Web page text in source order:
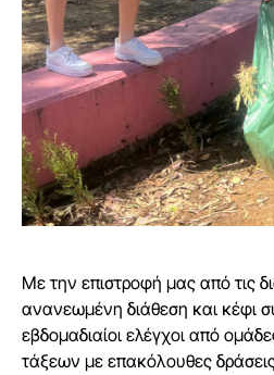
Με την επιστροφή μας από τις
ανανεωμένη διάθεση και κέφι
εβδομαδιαίοι ελέγχοι από
τάξεων με επακόλουθες